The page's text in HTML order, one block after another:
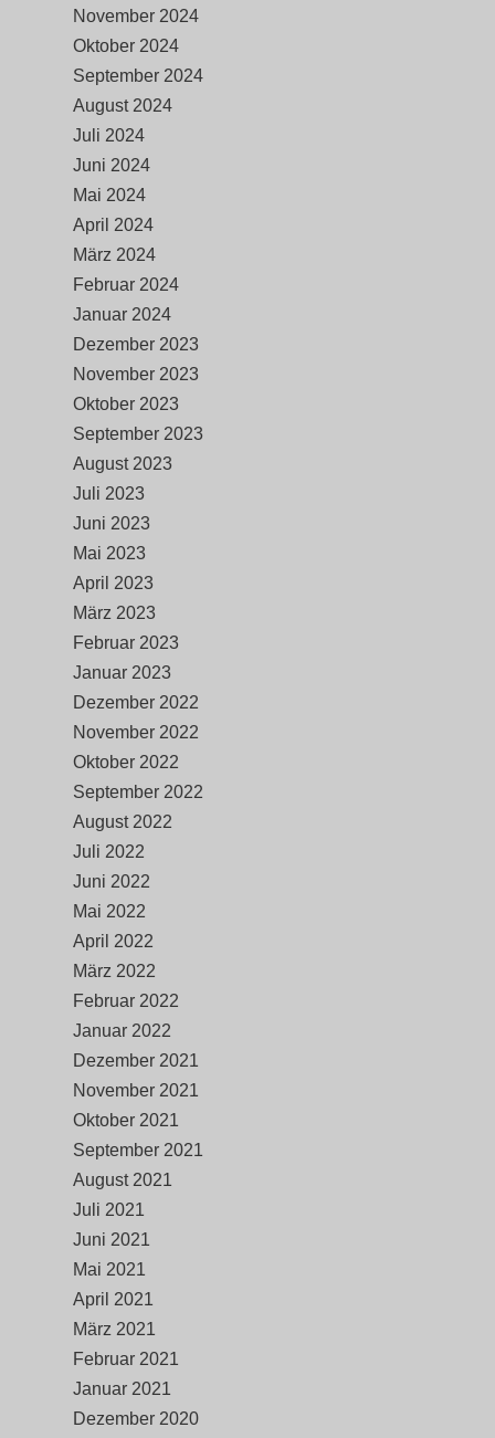
November 2024
Oktober 2024
September 2024
August 2024
Juli 2024
Juni 2024
Mai 2024
April 2024
März 2024
Februar 2024
Januar 2024
Dezember 2023
November 2023
Oktober 2023
September 2023
August 2023
Juli 2023
Juni 2023
Mai 2023
April 2023
März 2023
Februar 2023
Januar 2023
Dezember 2022
November 2022
Oktober 2022
September 2022
August 2022
Juli 2022
Juni 2022
Mai 2022
April 2022
März 2022
Februar 2022
Januar 2022
Dezember 2021
November 2021
Oktober 2021
September 2021
August 2021
Juli 2021
Juni 2021
Mai 2021
April 2021
März 2021
Februar 2021
Januar 2021
Dezember 2020